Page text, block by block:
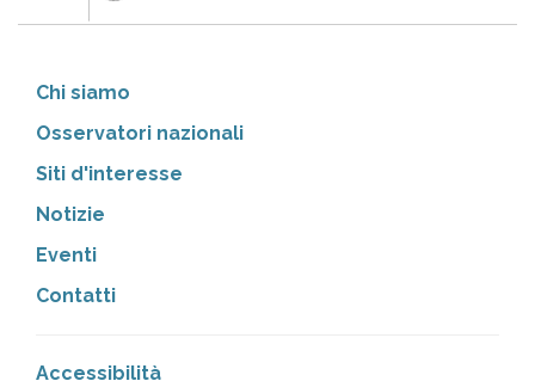
Chi siamo
Osservatori nazionali
Siti d'interesse
Notizie
Eventi
Contatti
Accessibilità